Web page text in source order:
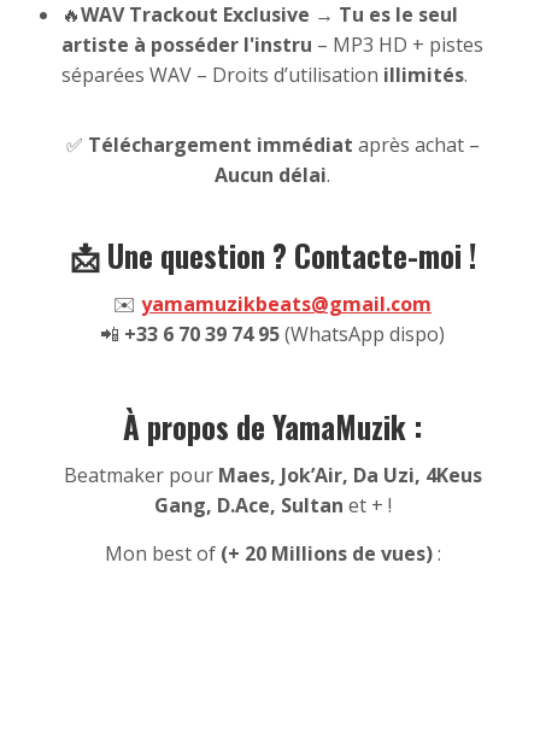
🔥WAV Trackout Exclusive → Tu es le seul
artiste à posséder l'instru – MP3 HD + pistes
séparées WAV – Droits d’utilisation illimités.
✅ Téléchargement immédiat après achat –
Aucun délai.
📩 Une question ? Contacte-moi !
✉️yamamuzikbeats@gmail.com
📲 +33 6 70 39 74 95(WhatsApp dispo)
À propos de YamaMuzik :
Beatmaker pour Maes, Jok’Air, Da Uzi, 4Keus
Gang, D.Ace, Sultan et + !
Mon best of(+ 20 Millions de vues):